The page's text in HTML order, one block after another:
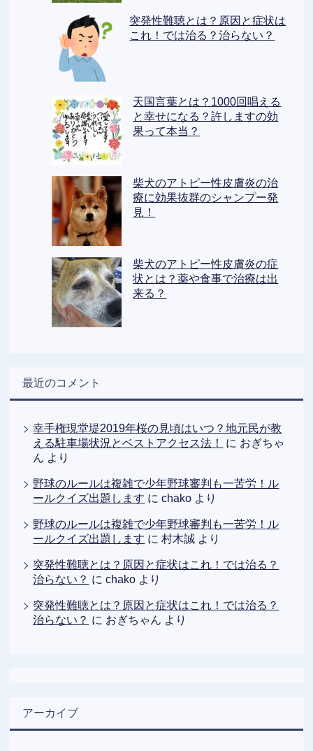
突発性難聴とは？原因と症状は
これ！では治る？治らない？
天国言葉とは？1000回唱える
と幸せになる？許しますの効
果って本当？
柴犬のアトピー性皮膚炎の治
療に効果抜群のシャンプー発
見！
柴犬のアトピー性皮膚炎の症
状とは？薬や食事で治療は出
来る？
最近のコメント
幸手権現堂堤2019年桜の見頃はいつ？地元民が教
える駐車場状況とベストアクセス法！
に おぎちゃ
ん より
野球のルールは複雑で少年野球審判も一苦労！ル
ールクイズ出題します にchako より
野球のルールは複雑で少年野球審判も一苦労！ル
ールクイズ出題します に村木誠 より
突発性難聴とは？原因と症状はこれ！では治る？
治らない？ にchako より
突発性難聴とは？原因と症状はこれ！では治る？
治らない？ に おぎちゃん より
アーカイブ